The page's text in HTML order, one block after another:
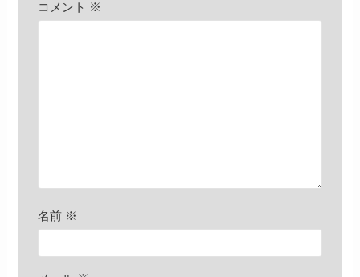
コメント ※
名前 ※